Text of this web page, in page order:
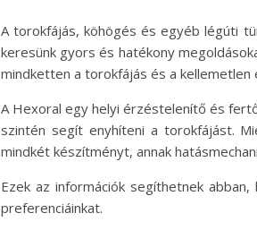
A torokfájás, köhögés és egyéb légúti
keresünk gyors és hatékony
mindketten a torokfájás és a kellemetlen
A Hexoral egy helyi érzéstelenítő és
szintén segít enyhíteni a torokfájást.
mindkét készítményt, annak
Ezek az információk segíthetnek
preferenciáinkat.